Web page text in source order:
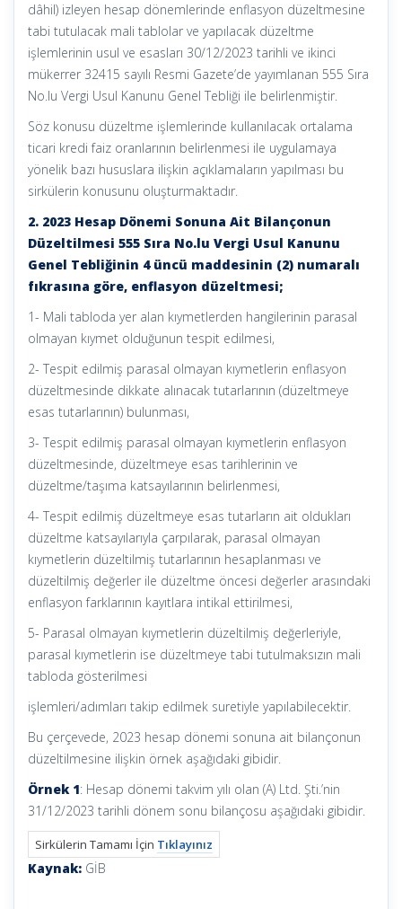
dâhil) izleyen hesap dönemlerinde enflasyon düzeltmesine
tabi tutulacak mali tablolar ve yapılacak düzeltme
işlemlerinin usul ve esasları 30/12/2023 tarihli ve ikinci
mükerrer 32415 sayılı Resmi Gazete’de yayımlanan 555 Sıra
No.lu Vergi Usul Kanunu Genel Tebliği ile belirlenmiştir.
Söz konusu düzeltme işlemlerinde kullanılacak ortalama
ticari kredi faiz oranlarının belirlenmesi ile uygulamaya
yönelik bazı hususlara ilişkin açıklamaların yapılması bu
sirkülerin konusunu oluşturmaktadır.
2. 2023 Hesap Dönemi Sonuna Ait Bilançonun
Düzeltilmesi 555 Sıra No.lu Vergi Usul Kanunu
Genel Tebliğinin 4 üncü maddesinin (2) numaralı
fıkrasına göre, enflasyon düzeltmesi;
1- Mali tabloda yer alan kıymetlerden hangilerinin parasal
olmayan kıymet olduğunun tespit edilmesi,
2- Tespit edilmiş parasal olmayan kıymetlerin enflasyon
düzeltmesinde dikkate alınacak tutarlarının (düzeltmeye
esas tutarlarının) bulunması,
3- Tespit edilmiş parasal olmayan kıymetlerin enflasyon
düzeltmesinde, düzeltmeye esas tarihlerinin ve
düzeltme/taşıma katsayılarının belirlenmesi,
4- Tespit edilmiş düzeltmeye esas tutarların ait oldukları
düzeltme katsayılarıyla çarpılarak, parasal olmayan
kıymetlerin düzeltilmiş tutarlarının hesaplanması ve
düzeltilmiş değerler ile düzeltme öncesi değerler arasındaki
enflasyon farklarının kayıtlara intikal ettirilmesi,
5- Parasal olmayan kıymetlerin düzeltilmiş değerleriyle,
parasal kıymetlerin ise düzeltmeye tabi tutulmaksızın mali
tabloda gösterilmesi
işlemleri/adımları takip edilmek suretiyle yapılabilecektir.
Bu çerçevede, 2023 hesap dönemi sonuna ait bilançonun
düzeltilmesine ilişkin örnek aşağıdaki gibidir.
Örnek 1: Hesap dönemi takvim yılı olan (A) Ltd. Şti.’nin
31/12/2023 tarihli dönem sonu bilançosu aşağıdaki gibidir.
Sirkülerin Tamamı İçin Tıklayınız
Kaynak: GİB